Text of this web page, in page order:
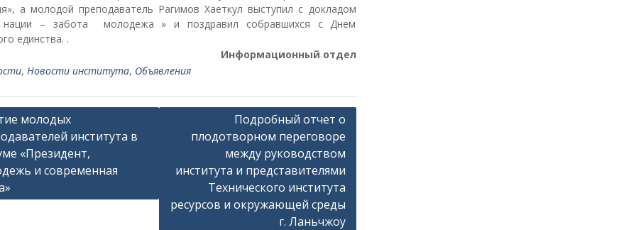
а молодой преподаватель Рагимов Хаеткул выступил с докладом
нации – забота молодежа » и поздравил собравшихся с Днем
единства. .
Информационный отдел
, Новости института, Объявления
молодых
института в
«Президент,
и современная
Подробный отчет о
плодотворном переговоре
между руководством
института и представителями
Технического института
ресурсов и окружающей среды
г. Ланьчжоу